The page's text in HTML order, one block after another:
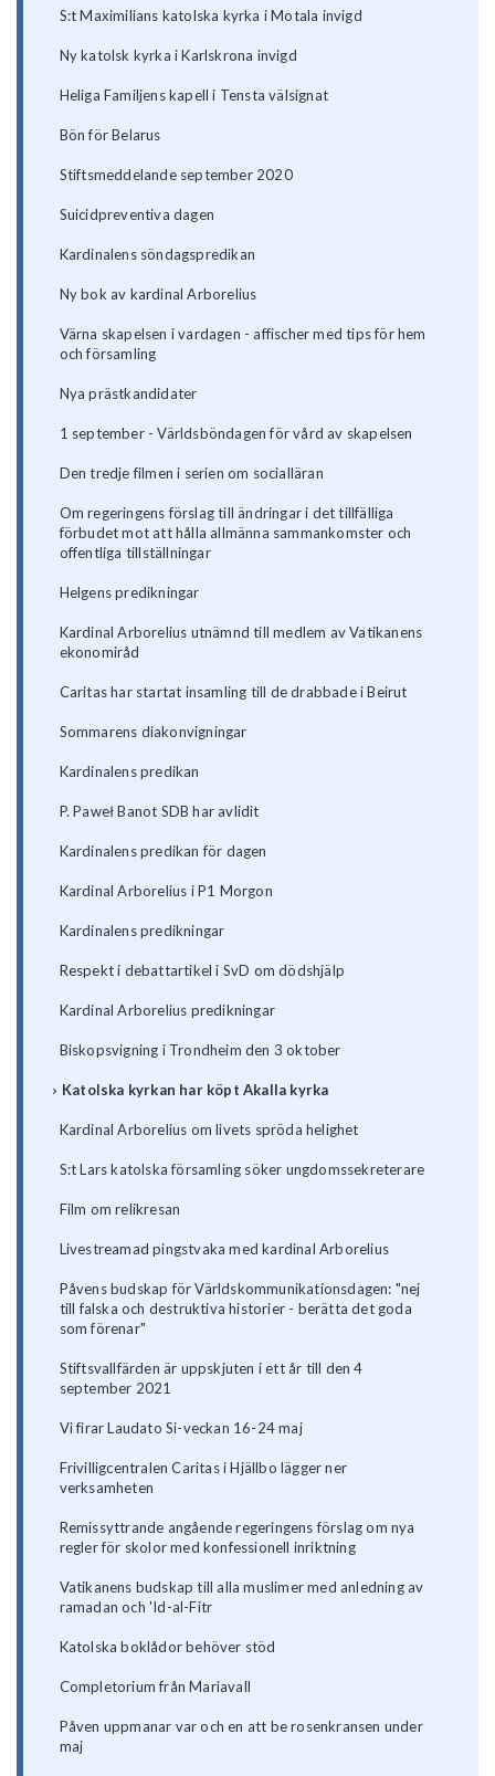
S:t Maximilians katolska kyrka i Motala invigd
Ny katolsk kyrka i Karlskrona invigd
Heliga Familjens kapell i Tensta välsignat
Bön för Belarus
Stiftsmeddelande september 2020
Suicidpreventiva dagen
Kardinalens söndagspredikan
Ny bok av kardinal Arborelius
Värna skapelsen i vardagen - affischer med tips för hem
och församling
Nya prästkandidater
1 september - Världsböndagen för vård av skapelsen
Den tredje filmen i serien om socialläran
Om regeringens förslag till ändringar i det tillfälliga
förbudet mot att hålla allmänna sammankomster och
offentliga tillställningar
Helgens predikningar
Kardinal Arborelius utnämnd till medlem av Vatikanens
ekonomiråd
Caritas har startat insamling till de drabbade i Beirut
Sommarens diakonvigningar
Kardinalens predikan
P. Paweł Banot SDB har avlidit
Kardinalens predikan för dagen
Kardinal Arborelius i P1 Morgon
Kardinalens predikningar
Respekt i debattartikel i SvD om dödshjälp
Kardinal Arborelius predikningar
Biskopsvigning i Trondheim den 3 oktober
Katolska kyrkan har köpt Akalla kyrka
Kardinal Arborelius om livets spröda helighet
S:t Lars katolska församling söker ungdomssekreterare
Film om relikresan
Livestreamad pingstvaka med kardinal Arborelius
Påvens budskap för Världskommunikationsdagen: "nej
till falska och destruktiva historier - berätta det goda
som förenar"
Stiftsvallfärden är uppskjuten i ett år till den 4
september 2021
Vi firar Laudato Si-veckan 16-24 maj
Frivilligcentralen Caritas i Hjällbo lägger ner
verksamheten
Remissyttrande angående regeringens förslag om nya
regler för skolor med konfessionell inriktning
Vatikanens budskap till alla muslimer med anledning av
ramadan och 'Id-al-Fitr
Katolska boklådor behöver stöd
Completorium från Mariavall
Påven uppmanar var och en att be rosenkransen under
maj